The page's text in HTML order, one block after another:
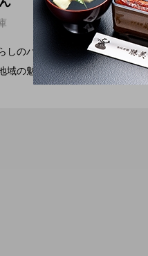
しのパートナー。遠州信用金庫
域の魅力と情報をお届けしてい
処＆和居酒屋店【はづき】
らに美しく！シミ専門サロン【
三代目まるやま
天然ジャンボ海
EAT
【
い